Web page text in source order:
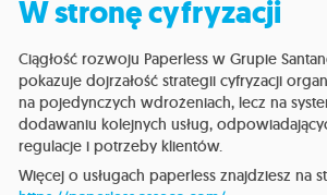
W stronę cyfryzacji
Ciągłość rozwoju Paperless w Grupie
pokazuje dojrzałość strategii cyfryzacji
na pojedynczych wdrożeniach, lecz na
dodawaniu kolejnych usług,
regulacje i potrzeby klientów.
Więcej o usługach paperless znajdziesz na